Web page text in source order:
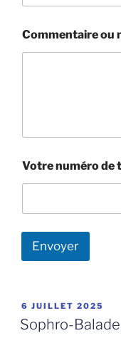
u
m
r
o
Commentaire ou
Votre numéro de
Envoyer
PUBLIÉ
LE
6 JUILLET 2025
Sophro-